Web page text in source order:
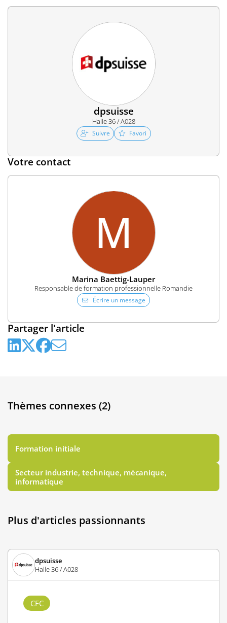
dpsuisse
Halle 36 / A028
Suivre Favori
Votre contact
M
Marina Baettig-Lauper
Responsable de formation professionnelle Romandie
Écrire un message
Partager l'article
Thèmes connexes (2)
Formation initiale
Secteur industrie, technique, mécanique,
informatique
Plus d'articles passionnants
dpsuisse
Halle 36 / A028
CFC